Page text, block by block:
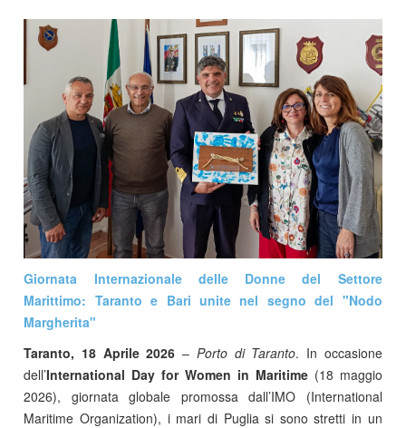
Giornata Internazionale delle Donne del Settore
Marittimo: Taranto e Bari unite nel segno del "Nodo
Margherita"
Taranto, 18 Aprile 2026 – Porto di Taranto. In occasione
dell’International Day for Women in Maritime (18 maggio
2026), giornata globale promossa dall’IMO (International
Maritime Organization), i mari di Puglia si sono stretti in un